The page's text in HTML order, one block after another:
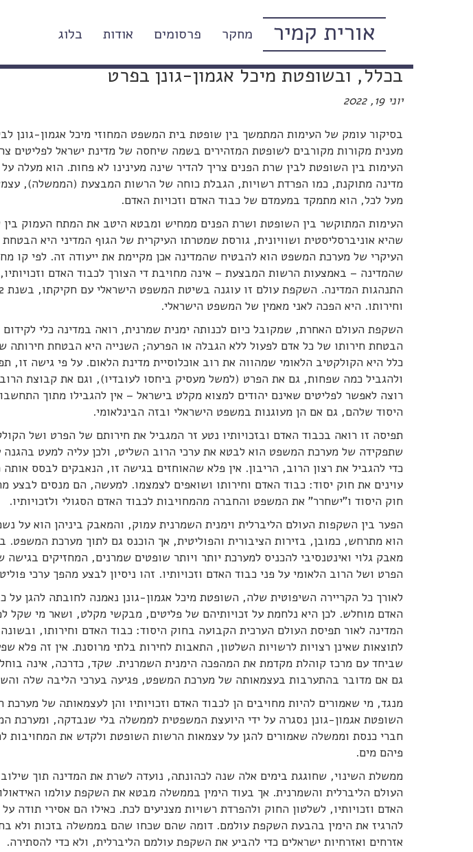
אורית קמיר מחקר פרסומים אודות בלוג
ליברלים, ימין "שמרני", והמאבק של איילת שקד
בכלל, ובשופטת מיכל אגמון-גונן בפרט
יוני 19, 2022
בסיקור עומק של העימות המתמשך בין שופטת בית המשפט המחוזי מיכל אגמון-גונן
מענית מקורות מקורבים לשופטת המזהירים בשמה שיחסה של מדינת ישראל לפליטים
העימות בין השופטת לבין שרת הפנים צריך להדיר שינה מעינינו לא פחות. הוא מעלה
מדינה מתוקנת, כמו הפרדת רשויות, הגבלת כוחה של הרשות המבצעת (הממשלה),
מעל לכל, הוא מתמקד במעמדם של כבוד האדם וזכויות האדם.
העימות המתוקשר בין השופטת ושרת הפנים ממחיש ומבטא היטב את המתח העמוק
שהיא אוניברסליסטית ושוויונית, גורסת שמטרתו העיקרית של הגוף המדיני היא
העיקרי של מערכת המשפט הוא להבטיח שהמדינה אכן מקיימת את ייעודה זה. לפי קו
שהמדינה – באמצעות הרשות המבצעת – אינה מחויבת די הצורך לכבוד האדם
וחירותו. היא הפכה לאני מאמין של המשפט הישראלי.
השקפת העולם האחרת, שמקובל כיום לכנותה ימנית שמרנית, רואה במדינה כלי
הבטחת חירותו של כל אדם לפעול ללא הגבלה או הפרעה; השנייה היא הבטחת חירותה
כלל היא הקולקטיב הלאומי שמהווה את רוב אוכלוסיית מדינת הלאום. על פי גישה
ולהגביל כמה שפחות, גם את הפרט (למשל מעסיק ביחסו לעובדיו), וגם את קבוצת
רוצה לאפשר לפליטים שאינם יהודים למצוא מקלט בישראל – אין להגבילו מתוך
היסוד שלהם, גם אם הן מעוגנות במשפט הישראלי ובזה הבינלאומי.
תפיסה זו רואה בכבוד האדם ובזכויותיו נטע זר המגביל את חירותם של הפרט ושל
שתפקידה של מערכת המשפט הוא לבטא את ערכי הרוב השליט, ולכן עליה למעט בהגנה
כדי להגביל את רצון הרוב, הריבון. אין פלא שהאוחזים בגישה זו, הנאבקים לבסס
עוינים את חוק יסוד: כבוד האדם וחירותו ושואפים לצמצמו. למעשה, הם מנסים לבצע
חוק היסוד ו"ישחרר" את המשפט והחברה מהמחויבות לכבוד האדם הסגולי ולזכויותיו.
הפער בין השקפות העולם הליברלית וימנית השמרנית עמוק, והמאבק ביניהן הוא על
הוא מתרחש, כמובן, בזירות הציבורית והפוליטית, אך הוכנס גם לתוך מערכת המשפט.
מאבק גלוי ואינטנסיבי להכניס למערכת יותר ויותר שופטים שמרנים, המחזיקים
הפרט ושל הרוב הלאומי על פני כבוד האדם וזכויותיו. זהו ניסיון לבצע מהפך ערכי
לאורך כל הקריירה השיפוטית שלה, השופטת מיכל אגמון-גונן נאמנה לחובתה להגן על
האדם מוחלש. לכן היא נלחמת על זכויותיהם של פליטים, מבקשי מקלט, ושאר מי שקל
המדינה לאור תפיסת העולם הערכית הקבועה בחוק היסוד: כבוד האדם וחירותו,
לתוצאות שאינן רצויות לרשויות השלטון, התאבות לחירות בלתי מרוסנת. אין זה פלא
שביחד עם מרכז קוהלת מקדמת את המהפכה הימנית השמרנית. שקד, כדרכה, אינה
גם אם מדובר בהתערבות בעצמאותה של מערכת המשפט, פגיעה בערכי הליבה שלה
מנגד, מי שאמורים להיות מחויבים הן לכבוד האדם וזכויותיו והן לעצמאותה של
השופטת אגמון-גונן נסגרה על ידי היועצת המשפטית לממשלה בלי שנבדקה, ומערכת
חברי כנסת וממשלה שאמורים להגן על עצמאות הרשות השופטת ולקדש את המחויבות
פיהם מים.
ממשלת השינוי, שחוגגת בימים אלה שנה לכהונתה, נועדה לשרת את המדינה תוך
העולם הליברלית והשמרנית. אך בעוד הימין בממשלה מבטא את השקפת עולמו
האדם וזכויותיו, לשלטון החוק ולהפרדת רשויות מצניעים לכת. כאילו הם אסירי
להרגיז את הימין בהבעת השקפת עולמם. דומה שהם שכחו שהם בממשלה בזכות ולא
אזרחים ואזרחיות ישראלים כדי להביע את השקפת עולמם הליברלית, ולא כדי להסתירה.